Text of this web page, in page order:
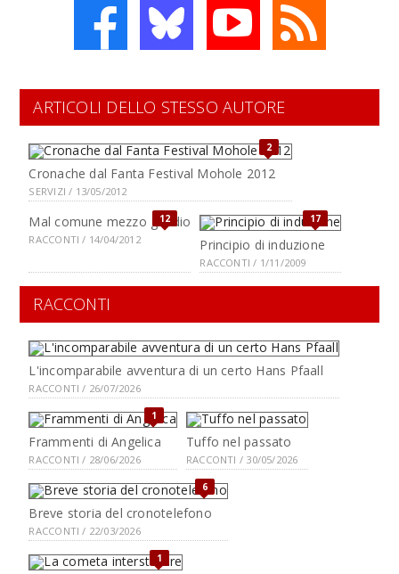
ARTICOLI DELLO STESSO AUTORE
2
Cronache dal Fanta Festival Mohole 2012
SERVIZI / 13/05/2012
12
Mal comune mezzo gaudio
RACCONTI / 14/04/2012
17
Principio di induzione
RACCONTI / 1/11/2009
RACCONTI
L'incomparabile avventura di un certo Hans Pfaall
RACCONTI / 26/07/2026
1
Frammenti di Angelica
RACCONTI / 28/06/2026
Tuffo nel passato
RACCONTI / 30/05/2026
6
Breve storia del cronotelefono
RACCONTI / 22/03/2026
1